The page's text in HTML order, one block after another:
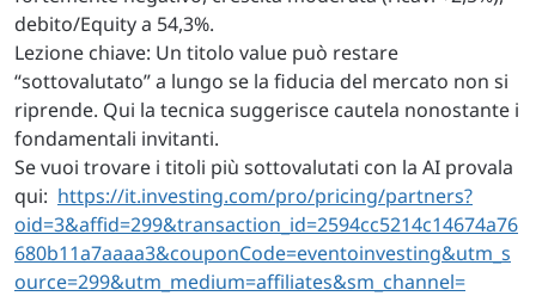
debito/Equity a 54,3%.
Lezione chiave: Un titolo value può restare
“sottovalutato” a lungo se la fiducia del mercato non si
riprende. Qui la tecnica suggerisce cautela nonostante i
fondamentali invitanti.
Se vuoi trovare i titoli più sottovalutati con la AI provala
qui: https://it.investing.com/pro/pricing/partners?
oid=3&affid=299&transaction_id=2594cc5214c14674a76
680b11a7aaaa3&couponCode=eventoinvesting&utm_s
ource=299&utm_medium=affiliates&sm_channel=